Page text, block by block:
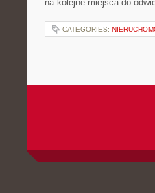
na kolejne miejsca do
CATEGORIES: